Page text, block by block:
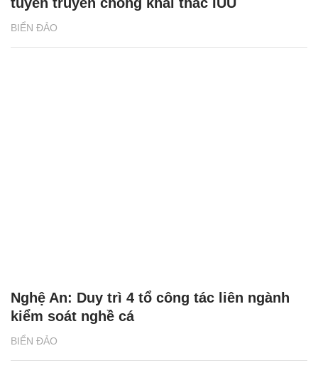
BIỂN ĐẢO
BIỂN ĐẢO
Nghệ An: Duy trì 4 tổ công tác liên ngành
kiểm soát nghề cá